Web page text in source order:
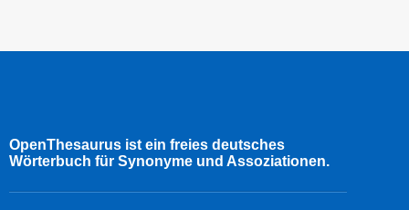
OpenThesaurus ist ein freies deutsches
Wörterbuch für Synonyme und Assoziationen.